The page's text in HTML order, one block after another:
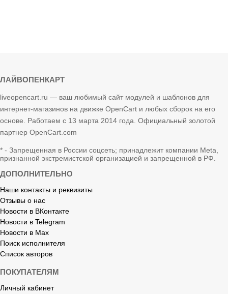
ЛАЙВОПЕНКАРТ
liveopencart.ru — ваш любимый сайт модулей и шаблонов для
интернет-магазинов на движке OpenCart и любых сборок на его
основе. Работаем с 13 марта 2014 года. Официальный золотой
партнер OpenCart.com
* - Запрещенная в России соцсеть; принадлежит компании Meta,
признанной экстремистской организацией и запрещенной в РФ.
ДОПОЛНИТЕЛЬНО
Наши контакты и реквизиты
Отзывы о нас
Новости в ВКонтакте
Новости в Telegram
Новости в Max
Поиск исполнителя
Список авторов
ПОКУПАТЕЛЯМ
Личный кабинет